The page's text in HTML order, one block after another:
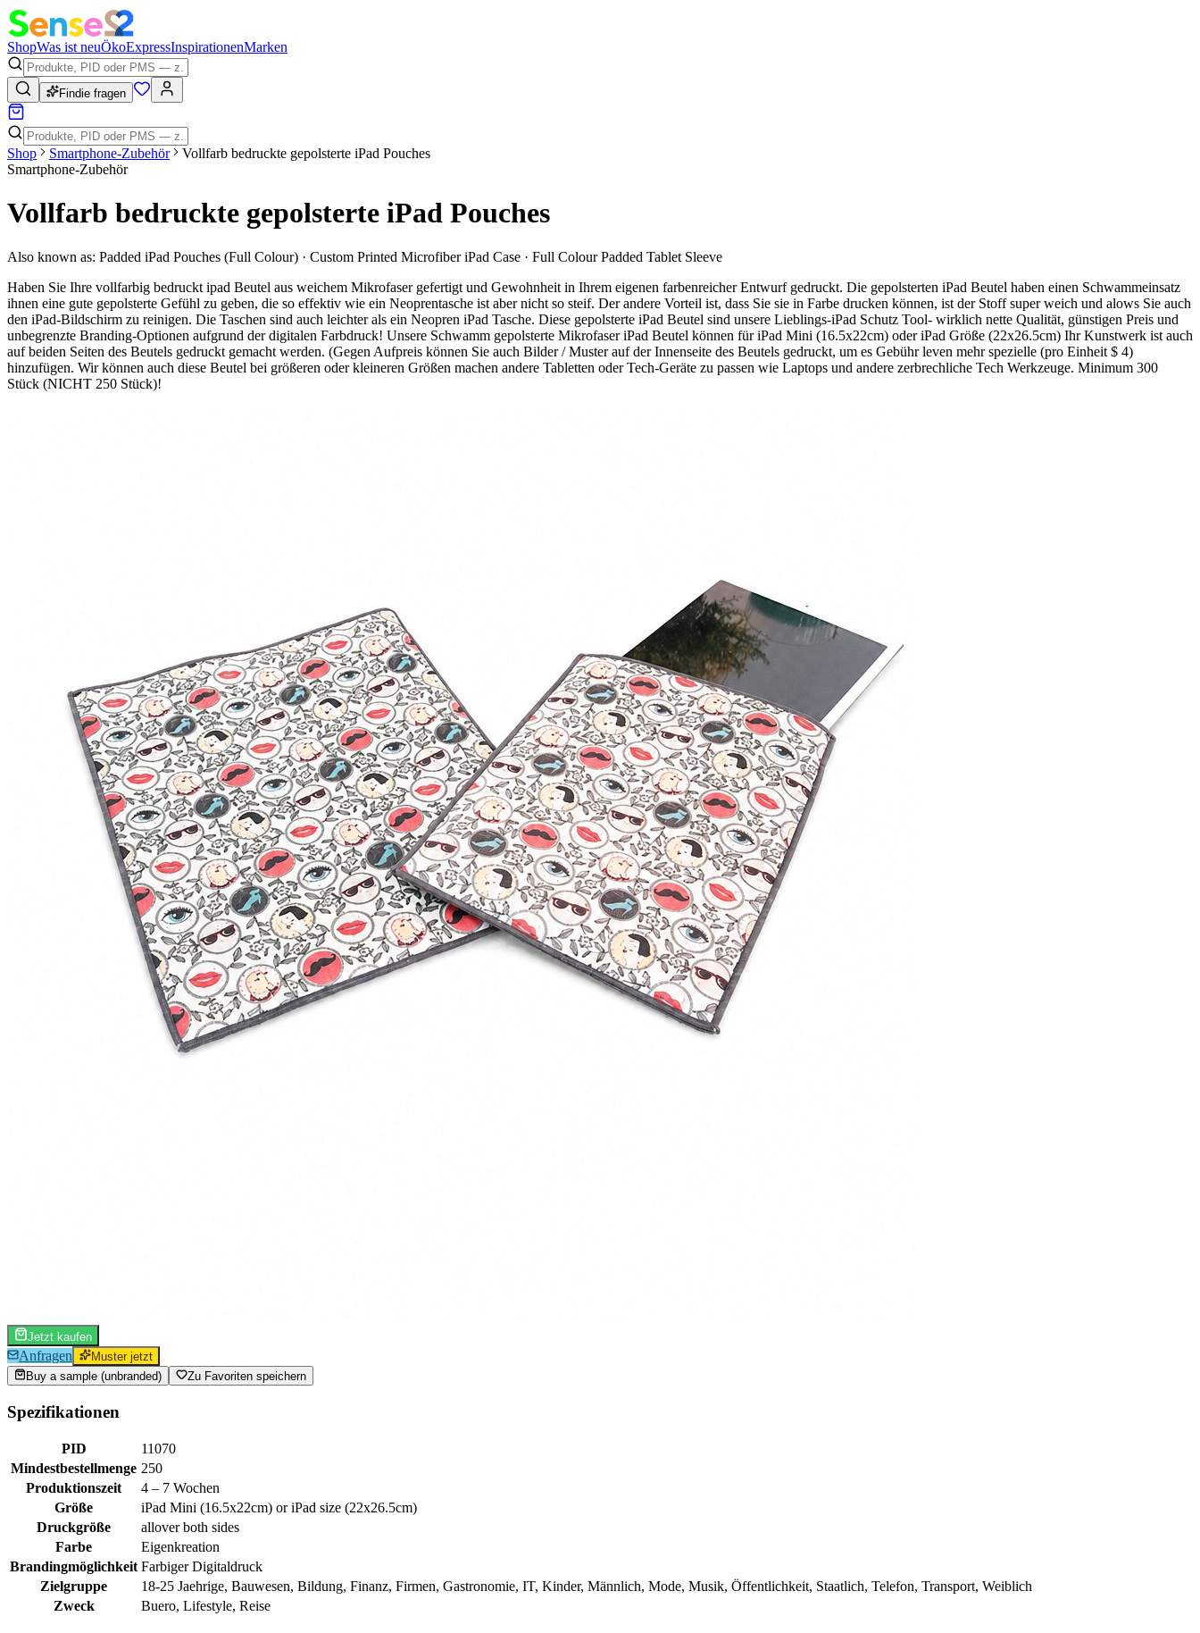
ShopWas ist neuÖkoExpressInspirationenMarken
Findie fragen
Shop Smartphone-Zubehör
Vollfarb bedruckte gepolsterte iPad Pouches
Smartphone-Zubehör
Vollfarb bedruckte gepolsterte iPad Pouches
Also known as: Padded iPad Pouches (Full Colour) · Custom Printed Microfiber iPad Case · Full Colour Padded Tablet Sleeve
Haben Sie Ihre vollfarbig bedruckt ipad Beutel aus weichem Mikrofaser gefertigt und Gewohnheit in Ihrem eigenen farbenreicher Entwurf gedruckt. Die gepolsterten iPad Beutel haben einen Schwammeinsatz
ihnen eine gute gepolsterte Gefühl zu geben, die so effektiv wie ein Neoprentasche ist aber nicht so steif. Der andere Vorteil ist, dass Sie sie in Farbe drucken können, ist der Stoff super weich und alows Sie auch
den iPad-Bildschirm zu reinigen. Die Taschen sind auch leichter als ein Neopren iPad Tasche. Diese gepolsterte iPad Beutel sind unsere Lieblings-iPad Schutz Tool- wirklich nette Qualität, günstigen Preis und
unbegrenzte Branding-Optionen aufgrund der digitalen Farbdruck! Unsere Schwamm gepolsterte Mikrofaser iPad Beutel können für iPad Mini (16.5x22cm) oder iPad Größe (22x26.5cm) Ihr Kunstwerk ist auch
auf beiden Seiten des Beutels gedruckt gemacht werden. (Gegen Aufpreis können Sie auch Bilder / Muster auf der Innenseite des Beutels gedruckt, um es Gebühr leven mehr spezielle (pro Einheit $ 4)
hinzufügen. Wir können auch diese Beutel bei größeren oder kleineren Größen machen andere Tabletten oder Tech-Geräte zu passen wie Laptops und andere zerbrechliche Tech Werkzeuge. Minimum 300
Stück (NICHT 250 Stück)!
Jetzt kaufen
Anfragen
Muster jetzt
Buy a sample (unbranded)
Zu Favoriten speichern
Spezifikationen
PID
11070
Mindestbestellmenge 250
Produktionszeit
4 – 7 Wochen
Größe
iPad Mini (16.5x22cm) or iPad size (22x26.5cm)
Druckgröße
allover both sides
Farbe
Eigenkreation
Brandingmöglichkeit Farbiger Digitaldruck
Zielgruppe
18-25 Jaehrige, Bauwesen, Bildung, Finanz, Firmen, Gastronomie, IT, Kinder, Männlich, Mode, Musik, Öffentlichkeit, Staatlich, Telefon, Transport, Weiblich
Zweck
Buero, Lifestyle, Reise